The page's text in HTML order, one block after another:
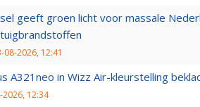
geeft groen licht voor massale
08-2026, 12:41
A321neo in Wizz Air-kleurstelling
2026, 12:34